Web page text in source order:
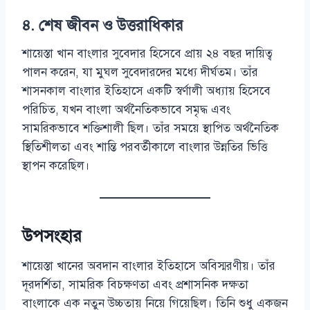
৪. শেষ জীবন ও উত্তরাধিকার
শায়েস্তা খান বাংলার সুবেদার হিসেবে প্রায় ২৪ বছর দায়িত্ব
পালন করেন, যা মুঘল সুবেদারদের মধ্যে দীর্ঘতম। তাঁর
শাসনকাল বাংলার ইতিহাসে একটি স্বর্ণালী অধ্যায় হিসেবে
পরিচিত, যখন বাংলা অর্থনৈতিকভাবে সমৃদ্ধ এবং
সামরিকভাবে শক্তিশালী ছিল। তাঁর সময়ে স্থাপিত অর্থনৈতিক
স্থিতিশীলতা এবং শান্তি পরবর্তীকালে বাংলার উন্নতির ভিত্তি
স্থাপন করেছিল।
উপসংহার
শায়েস্তা খানের অবদান বাংলার ইতিহাসে অবিস্মরণীয়। তাঁর
দূরদর্শিতা, সামরিক বিচক্ষণতা এবং প্রশাসনিক দক্ষতা
বাংলাকে এক নতুন উচ্চতায় নিয়ে গিয়েছিল। তিনি শুধু একজন